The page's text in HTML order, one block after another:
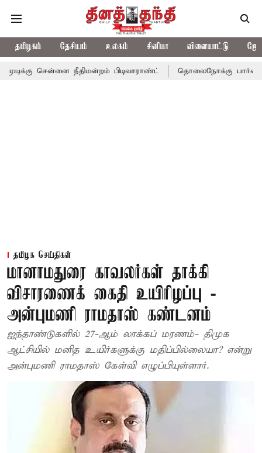
தமிழகம் தேசியம் உலகம் சினிமா விளையாட்டு
நீதிமன்றம் பிடிவாராண்ட் தொலைநோக்கு பார்வையுடன்
தமிழக செய்திகள்
மானாமதுரை காவலர்கள் தாக்கி
விசாரணைக் கைதி உயிரிழப்பு -
அன்புமணி ராமதாஸ் கண்டனம்
ஐந்தாண்டுகளில் 27-ஆம் லாக்கப் மரணம்- திமுக
ஆட்சியில் மனித உயிர்களுக்கு மதிப்பில்லையா? என்று
அன்புமணி ராமதாஸ் கேள்வி எழுப்பியுள்ளார்.